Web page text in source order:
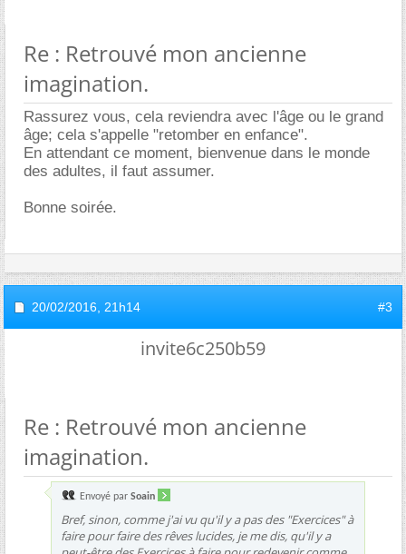
Re : Retrouvé mon ancienne
imagination.
Rassurez vous, cela reviendra avec l'âge ou le grand
ge; cela s'appelle "retomber en enfance".
En attendant ce moment, bienvenue dans le monde
des adultes, il faut assumer.
Bonne soirée.
20/02/2016, 21h14 #3
invite6c250b59
Re : Retrouvé mon ancienne
imagination.
Envoyé par Soain
Bref, sinon, comme j'ai vu qu'il y a pas des "Exercices" à
faire pour faire des rêves lucides, je me dis, qu'il y a